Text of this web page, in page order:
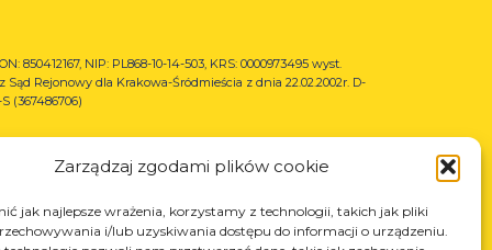
Zarządzaj zgodami plików cookie
jak najlepsze wrażenia, korzystamy z technologii, takich jak pliki
i/lub uzyskiwania dostępu do informacji o urządzeniu.
850412167, NIP: PL868-10-14-503, KRS: 0000973495 wyst.
Sąd Rejonowy dla Krakowa-Śródmieścia z dnia 22.02.2002r. D-
(367486706)